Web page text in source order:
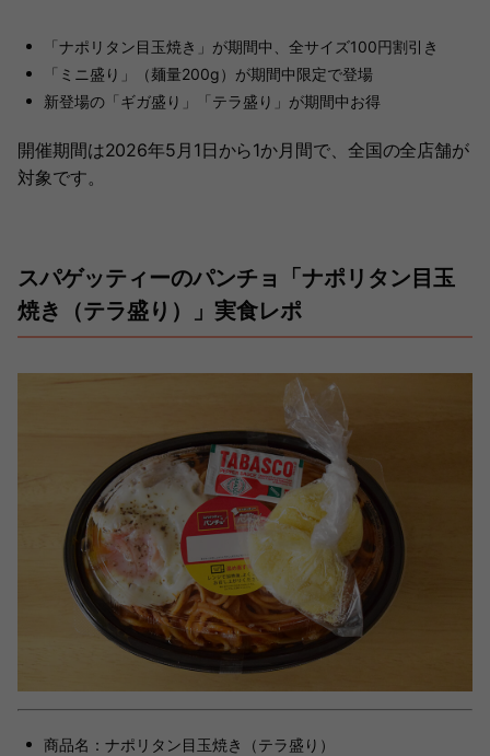
「ナポリタン目玉焼き」が期間中、全サイズ100円割引き
「ミニ盛り」（麺量200g）が期間中限定で登場
新登場の「ギガ盛り」「テラ盛り」が期間中お得
開催期間は2026年5月1日から1か月間で、全国の全店舗が
対象です。
スパゲッティーのパンチョ「ナポリタン目玉
焼き（テラ盛り）」実食レポ
商品名：ナポリタン目玉焼き（テラ盛り）